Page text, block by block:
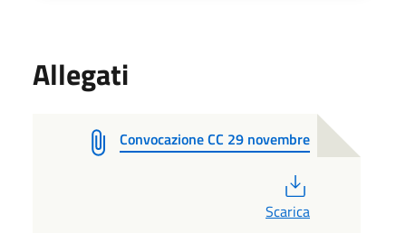
Allegati
Convocazione CC 29 novembre
Scarica